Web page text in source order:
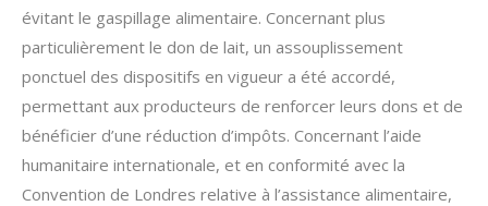
évitant le gaspillage alimentaire. Concernant plus
particulièrement le don de lait, un assouplissement
ponctuel des dispositifs en vigueur a été accordé,
permettant aux producteurs de renforcer leurs dons et de
bénéficier d’une réduction d’impôts. Concernant l’aide
humanitaire internationale, et en conformité avec la
Convention de Londres relative à l’assistance alimentaire,